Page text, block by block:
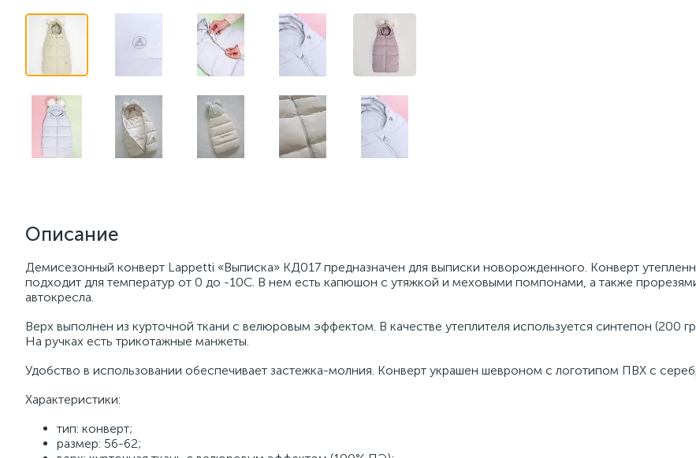
Описание
Демисезонный конверт Lappetti «Выписка» КД017 предназначен для выписки новорожденного. Конверт
подходит для температур от 0 до -10С. В нем есть капюшон с утяжкой и меховыми помпонами, а также
автокресла.
Верх выполнен из курточной ткани с велюровым эффектом. В качестве утеплителя используется синтепон (200
На ручках есть трикотажные манжеты.
Удобство в использовании обеспечивает застежка-молния. Конверт украшен шевроном с логотипом ПВХ с
Характеристики:
тип: конверт;
размер: 56-62;